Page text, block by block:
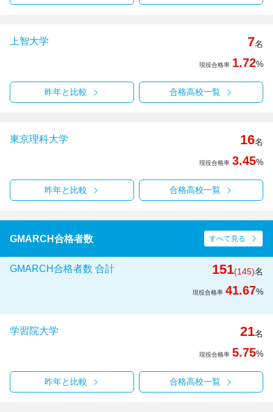
上智大学 7名
現役合格率 1.72%
昨年と比較 合格高校一覧
東京理科大学 16名
現役合格率 3.45%
昨年と比較 合格高校一覧
GMARCH合格者数 すべて見る
GMARCH合格者数 合計 151(145)名
現役合格率 41.67%
学習院大学 21名
現役合格率 5.75%
昨年と比較 合格高校一覧